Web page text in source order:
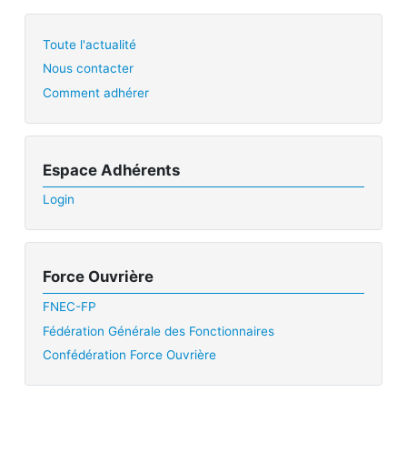
Toute l'actualité
Nous contacter
Comment adhérer
Espace Adhérents
Login
Force Ouvrière
FNEC-FP
Fédération Générale des Fonctionnaires
Confédération Force Ouvrière